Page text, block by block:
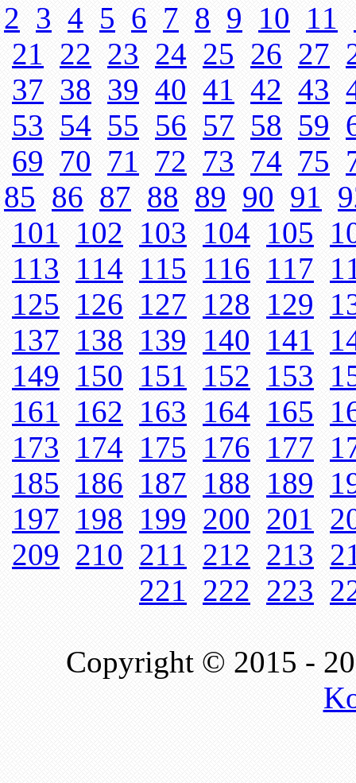
2 3 4 5 6 7 8 9 10 11
21 22 23 24 25 26 27
37 38 39 40 41 42 43
53 54 55 56 57 58 59
69 70 71 72 73 74 75
85 86 87 88 89 90 91
101
102 103 104 105
113 114 115 116 117
125 126 127 128 129
137 138 139 140 141
149 150 151 152 153
161
162 163 164 165
173 174 175 176 177
185 186 187 188 189
197 198 199 200 201
209 210 211 212 213
221 222 223
Copyright © 2015 -